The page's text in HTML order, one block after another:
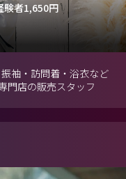
験者1,650円
袖・訪問着・浴衣など
門店の販売スタッフ